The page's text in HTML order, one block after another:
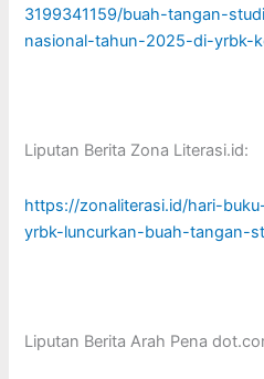
3199341159/buah-tangan-
nasional-tahun-2025-di-yrbk-
Liputan Berita Zona Literasi.id:
https://zonaliterasi.id/hari-
yrbk-luncurkan-buah-tangan-
Liputan Berita Arah Pena